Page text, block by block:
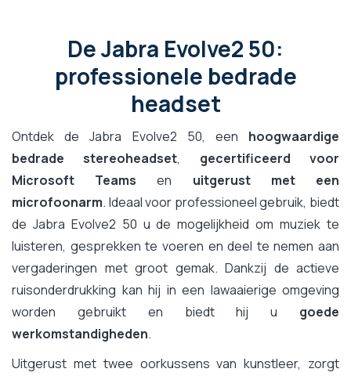
De Jabra Evolve2 50:
professionele bedrade
headset
Ontdek de Jabra Evolve2 50, een hoogwaardige
bedrade stereoheadset, gecertificeerd voor
Microsoft Teams en uitgerust met een
microfoonarm. Ideaal voor professioneel gebruik, biedt
de Jabra Evolve2 50 u de mogelijkheid om muziek te
luisteren, gesprekken te voeren en deel te nemen aan
vergaderingen met groot gemak. Dankzij de actieve
ruisonderdrukking kan hij in een lawaaierige omgeving
worden gebruikt en biedt hij u goede
werkomstandigheden.
Uitgerust met twee oorkussens van kunstleer, zorgt